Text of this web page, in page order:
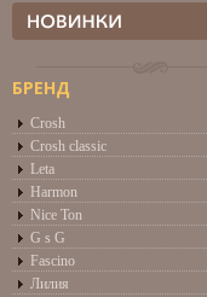
БРЕНД
Crosh
Crosh classic
Leta
Harmon
Nice Ton
G s G
Fascino
Лилия